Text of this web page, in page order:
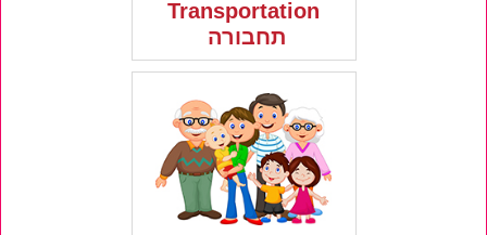
Transportation
תחבורה